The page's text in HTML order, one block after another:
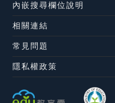
內嵌搜尋欄位說明
相關連結
常見問題
隱私權政策